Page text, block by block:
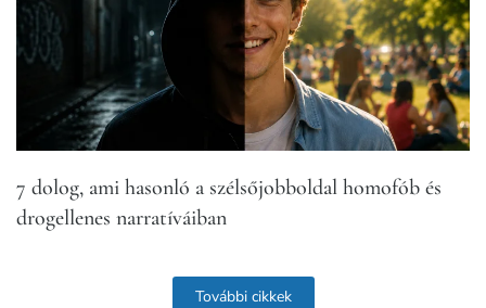
7 dolog, ami hasonló a szélsőjobboldal homofób és
drogellenes narratíváiban
További cikkek